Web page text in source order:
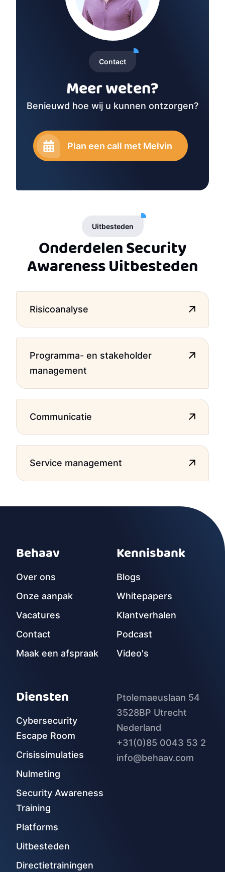
Contact
Meer weten?
Benieuwd hoe wij u kunnen ontzorgen?
Plan een call met Melvin
Uitbesteden
Onderdelen Security
Awareness Uitbesteden
Risicoanalyse
Programma- en stakeholder
management
Communicatie
Service management
Ptolemaeuslaan 54
3528BP Utrecht
Nederland
+31(0)85 0043 53 2
info@behaav.com
Behaav
Over ons
Onze aanpak
Vacatures
Contact
Maak een afspraak
Kennisbank
Blogs
Whitepapers
Klantverhalen
Podcast
Video's
Diensten
Cybersecurity
Escape Room
Crisissimulaties
Nulmeting
Security Awareness
Training
Platforms
Uitbesteden
Directietrainingen